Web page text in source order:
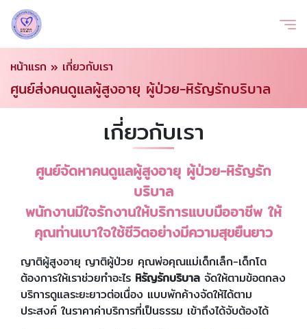
หน้าแรก » เกี่ยวกับเรา
ศูนย์ส่งคนดูแลผู้สูงอายุ ผู้ป่วย-หิรัญรักบริบาล
เกี่ยวกับเรา
ศูนย์จัดหาคนดูแลผู้สูงอายุ ผู้ป่วย-หิรัญรัก
บริบาล
พนักงานมีใจรักงานให้บริการแบบมืออาชีพ ให้
คุณท่านเบาใจใช้ชีวิตอย่างมีความสุขยืนยาว
ญาติผู้สูงอายุ ญาติผู้ป่วย คุณพ่อคุณแม่เด็กเล็ก-เด็กโต
ต้องการให้เราช่วยทำอะไร หิรัญรักบริบาล จัดให้ตามข้อตกลง
บริการดูแลระยะยาวต่อเนื่อง แบบพักค้างจัดให้ได้ตาม
ประสงค์ ในราคาค่าบริการที่เป็นธรรม เข้าถึงได้จับต้องได้